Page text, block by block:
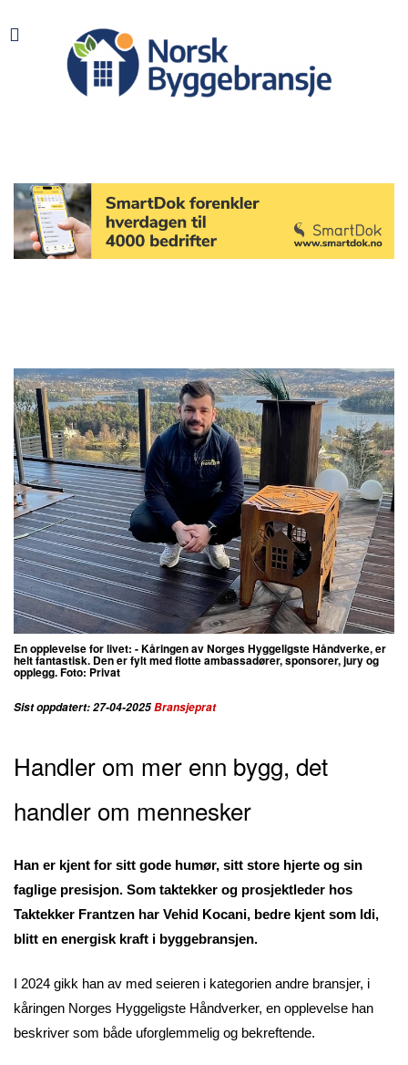
En opplevelse for livet: - Kåringen av Norges Hyggeligste Håndverke, er
helt fantastisk. Den er fylt med flotte ambassadører, sponsorer, jury og
opplegg. Foto: Privat
Sist oppdatert: 27-04-2025Bransjeprat
Handler om mer enn bygg, det
handler om mennesker
Han er kjent for sitt gode humør, sitt store hjerte og sin
faglige presisjon. Som taktekker og prosjektleder hos
Taktekker Frantzen har Vehid Kocani, bedre kjent som Idi,
blitt en energisk kraft i byggebransjen.
I 2024 gikk han av med seieren i kategorien andre bransjer, i
kåringen Norges Hyggeligste Håndverker, en opplevelse han
beskriver som både uforglemmelig og bekreftende.